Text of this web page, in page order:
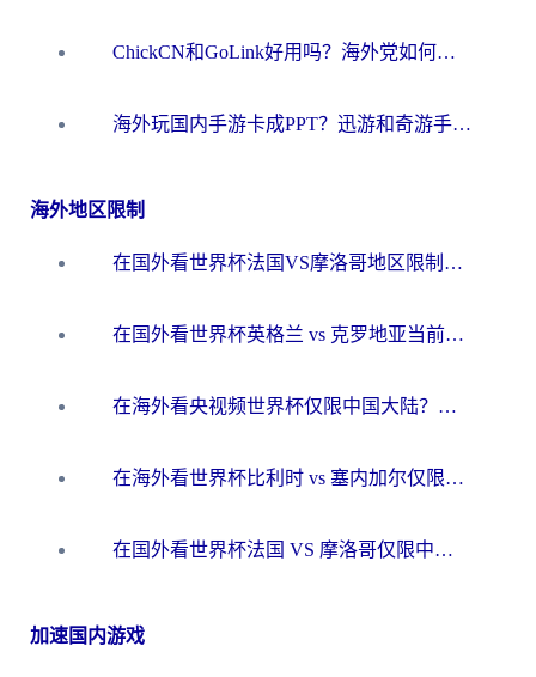
ChickCN和GoLink好用吗？海外党如何选对回国加速器
海外玩国内手游卡成PPT？迅游和奇游手游哪个好？一篇讲透回国加速器怎么选
海外地区限制
在国外看世界杯法国VS摩洛哥地区限制？这篇指南让你流畅看中文解说无压力
在国外看世界杯英格兰 vs 克罗地亚当前地区不可播放？这篇指南帮你搞定所有海外观赛难题
在海外看央视频世界杯仅限中国大陆？这篇指南帮你解锁中文解说+无卡顿直播
在海外看世界杯比利时 vs 塞内加尔仅限中国大陆？我找到了最流畅的中文解说之路
在国外看世界杯法国 VS 摩洛哥仅限中国大陆？海外党这样看中文解说赛事不卡顿
加速国内游戏